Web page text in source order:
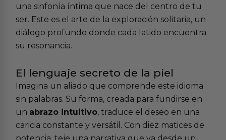
una sinfonía íntima que nace del centro de tu
ser. Este es el arte de la exploración solitaria, un
diálogo profundo donde cada latido encuentra
su resonancia.
El lenguaje secreto de la piel
Imagina un aliado que comprende este idioma
sin palabras. Su forma, creada para fundirse en
un abrazo intuitivo, traduce el deseo en una
caricia constante y versátil. Con diez matices de